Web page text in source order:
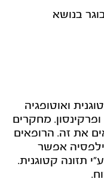
בנושא
ואוטופגיה
מחקרים
את זה. הרופאים
אפשר
תזונה קטוגנית.